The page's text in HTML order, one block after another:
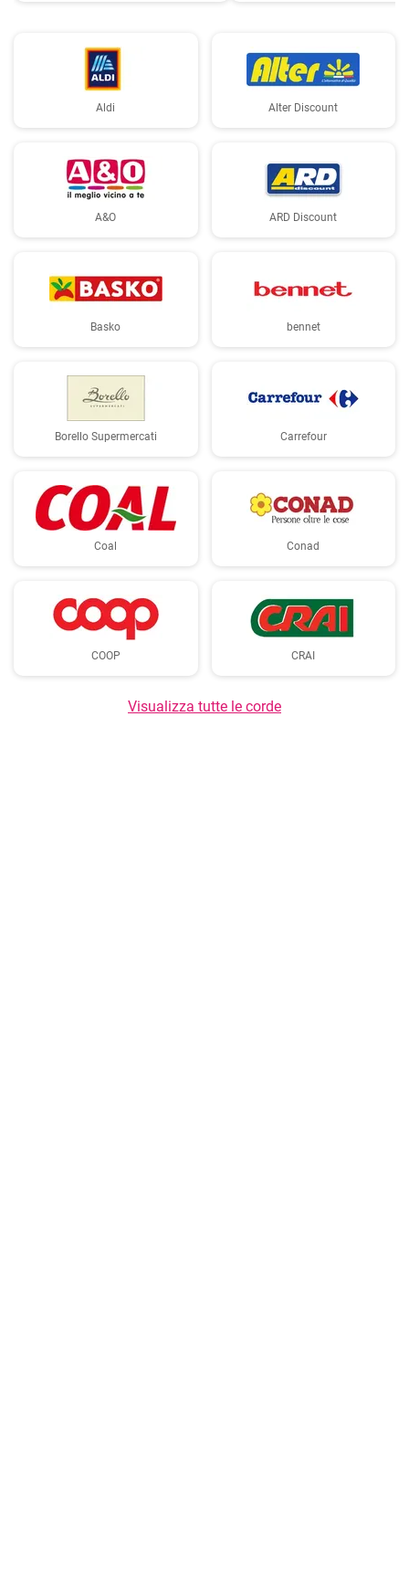
Aldi Alter Discount
A&O ARD Discount
Basko bennet
Borello Supermercati Carrefour
Coal Conad
COOP CRAI
Visualizza tutte le corde